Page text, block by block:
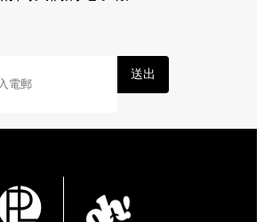
送出